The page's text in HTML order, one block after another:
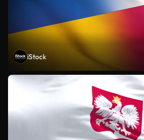
iStock